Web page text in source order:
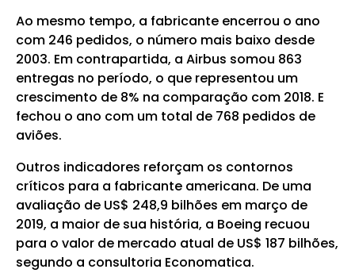
Ao mesmo tempo, a fabricante encerrou o ano
com 246 pedidos, o número mais baixo desde
2003. Em contrapartida, a Airbus somou 863
entregas no período, o que representou um
crescimento de 8% na comparação com 2018. E
fechou o ano com um total de 768 pedidos de
aviões.
Outros indicadores reforçam os contornos
críticos para a fabricante americana. De uma
avaliação de US$ 248,9 bilhões em março de
2019, a maior de sua história, a Boeing recuou
para o valor de mercado atual de US$ 187 bilhões,
segundo a consultoria Economatica.